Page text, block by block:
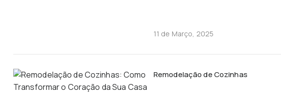
11 de Março, 2025
Remodelação de Cozinhas